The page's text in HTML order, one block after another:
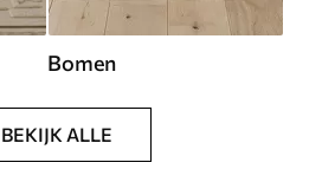
Bomen
BEKIJK ALLE